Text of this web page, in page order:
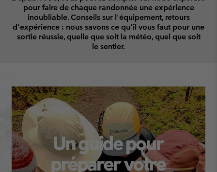
pour faire de chaque randonnée une expérience
inoubliable. Conseils sur l'équipement, retours
d'expérience : nous savons ce qu'il vous faut pour une
sortie réussie, quelle que soit la météo, quel que soit
le sentier.